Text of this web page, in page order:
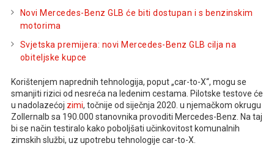
Novi Mercedes-Benz GLB će biti dostupan i s benzinskim
motorima
Svjetska premijera: novi Mercedes-Benz GLB cilja na
obiteljske kupce
Korištenjem naprednih tehnologija, poput „car-to-X“, mogu se
smanjiti rizici od nesreća na ledenim cestama. Pilotske testove će
u nadolazećoj zimi, točnije od siječnja 2020. u njemačkom okrugu
Zollernalb sa 190.000 stanovnika provoditi Mercedes-Benz. Na taj
bi se način testiralo kako poboljšati učinkovitost komunalnih
zimskih službi, uz upotrebu tehnologije car-to-X.